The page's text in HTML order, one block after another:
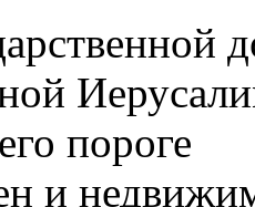
пороге
и